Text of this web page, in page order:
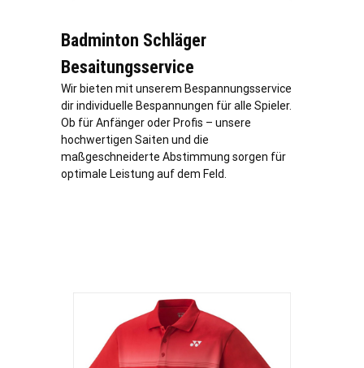
Badminton Schläger
Besaitungsservice
Wir bieten mit unserem Bespannungsservice
dir individuelle Bespannungen für alle Spieler.
Ob für Anfänger oder Profis – unsere
hochwertigen Saiten und die
maßgeschneiderte Abstimmung sorgen für
optimale Leistung auf dem Feld.